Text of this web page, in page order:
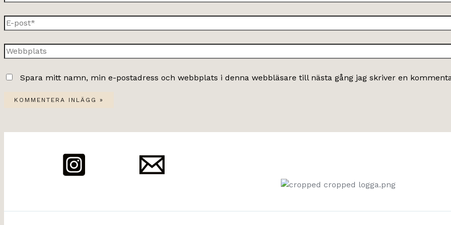
E-
post*
Webbplats
Spara mitt namn, min e-postadress och webbplats i denna webbläsare till nästa gång jag skriver en